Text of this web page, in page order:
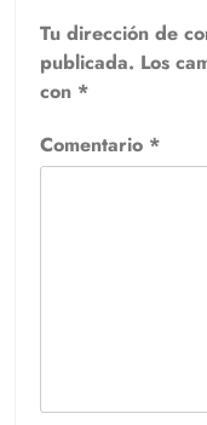
Tu dirección de
publicada. Los
con *
Comentario *